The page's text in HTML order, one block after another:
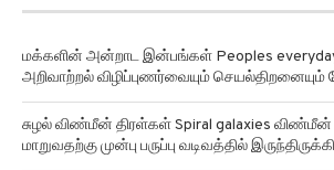
மக்களின் அன்றாட இன்பங்கள் Peoples
அறிவாற்றல் விழிப்புணர்வையும் செயல்திறனையும்
சுழல் விண்மீன் திரள்கள் Spiral galaxies விண்மீன்
மாறுவதற்கு முன்பு பருப்பு வடிவத்தில்